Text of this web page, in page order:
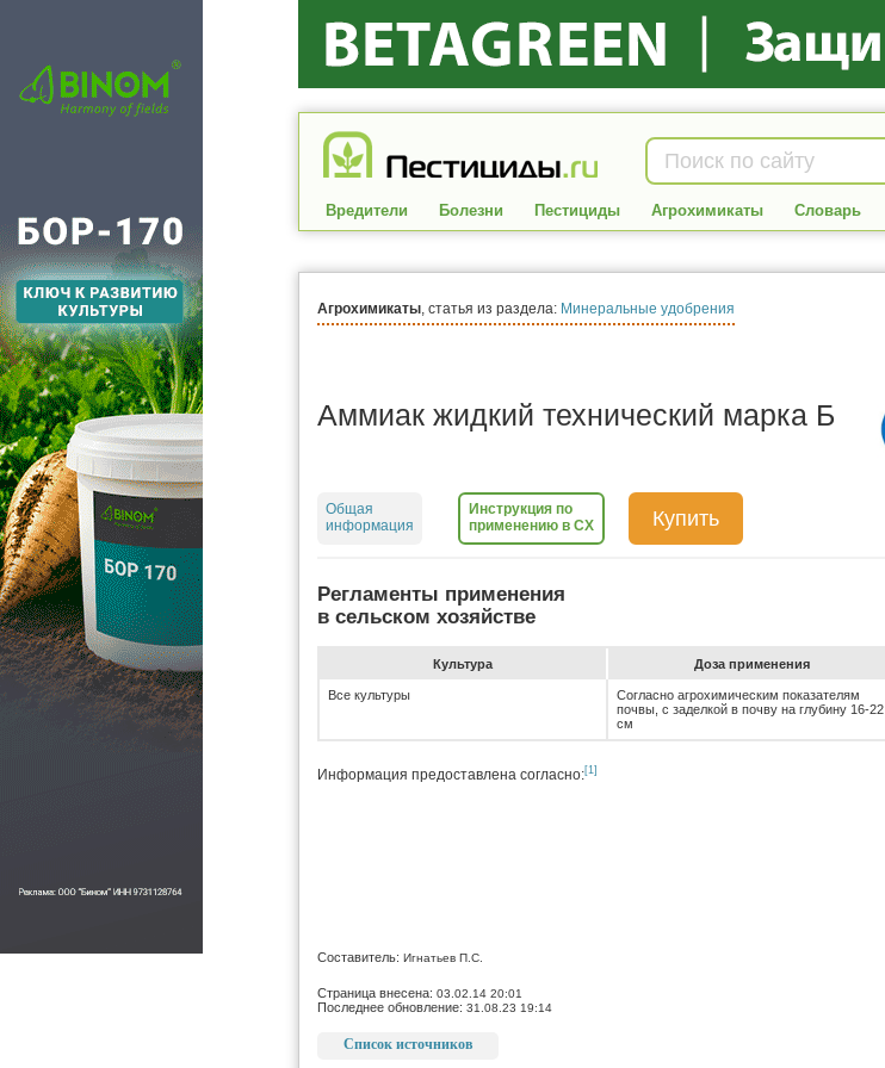
Вредители Болезни Пестициды Агрохимикаты Словарь
Агрохимикаты, статья из раздела: Минеральные удобрения
Аммиак жидкий технический марка Б
Общая
информация
Инструкция по
применению в СХ
Купить
Регламенты применения
в сельском хозяйстве
Культура До­за при­ме­не­ния
Все культуры
Согласно агрохимическим показателям
почвы, с заделкой в почву на глубину 16-22
см
Информация предоставлена согласно:[1]
Составитель: Игнатьев П.С.
Страница внесена: 03.02.14 20:01
Последнее обновление: 31.08.23 19:14
Список источников